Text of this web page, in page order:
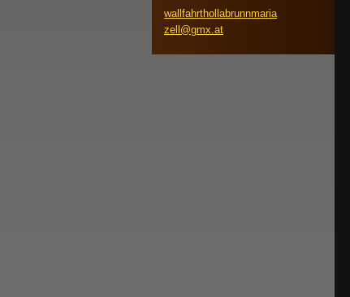
wallfahrthollabrunnmaria
zell@gmx.at